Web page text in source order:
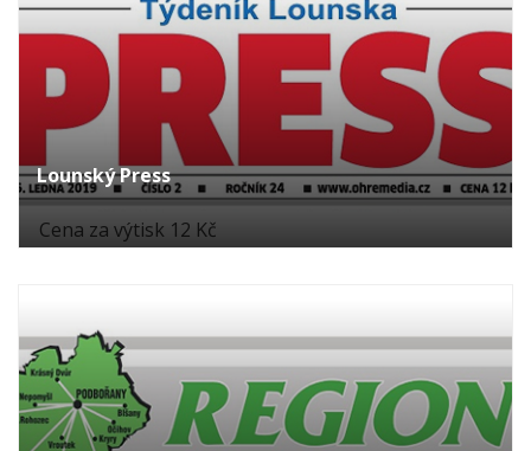
Lounský Press
Cena za výtisk 12 Kč